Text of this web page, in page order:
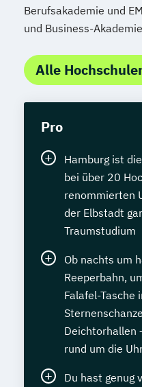
Berufsakademie und
und Business-
Alle
Pro
Hamburg ist
bei über 20
renommierten
der Elbstadt
Traumstudium
Ob nachts um
Reeperbahn,
Falafel-Tasche
Deichtorhallen
rund um die
Du hast genug